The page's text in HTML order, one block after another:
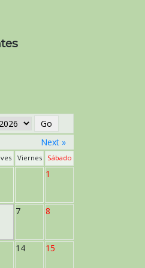
Next »
Viernes Sábado
1
7 8
14 15